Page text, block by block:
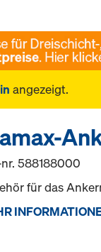
angezeigt.
588188000
für das